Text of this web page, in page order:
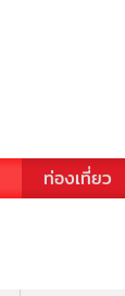
ท่องเที่ยว